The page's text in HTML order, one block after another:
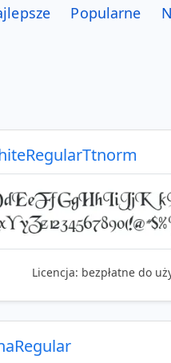
Popularne
Licencja: bezpłatne do